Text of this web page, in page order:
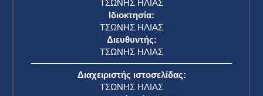
ΤΣΩΝΗΣ ΗΛΙΑΣ
Ιδιοκτησία:
ΤΣΩΝΗΣ ΗΛΙΑΣ
Διευθυντής:
ΤΣΩΝΗΣ ΗΛΙΑΣ
Διαχειριστής ιστοσελίδας:
ΤΣΩΝΗΣ ΗΛΙΑΣ